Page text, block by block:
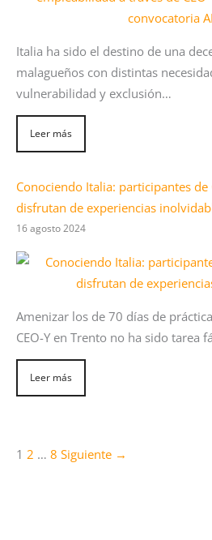
Italia ha sido el destino de una
malagueños con distintas
vulnerabilidad y exclusión…
Leer más
Conociendo Italia: participantes de
disfrutan de experiencias
16 agosto 2024
Amenizar los de 70 días de
CEO-Y en Trento no ha sido tarea
Leer más
1 2 … 8 Siguiente →